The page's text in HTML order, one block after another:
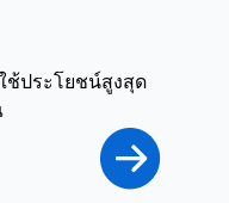
ช้ประโยชน์สูงสุด